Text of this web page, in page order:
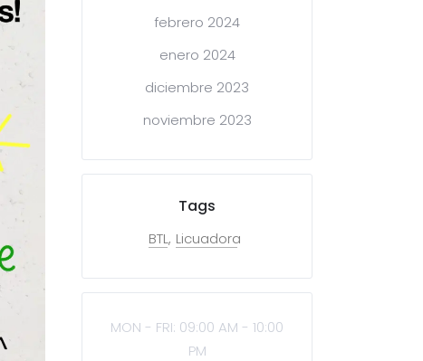
febrero 2024
enero 2024
diciembre 2023
noviembre 2023
Tags
BTL Licuadora
MON - FRI: 09:00 AM - 10:00
PM